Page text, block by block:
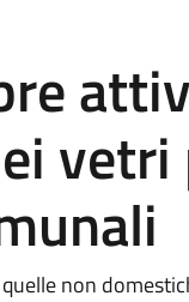
vetri
non